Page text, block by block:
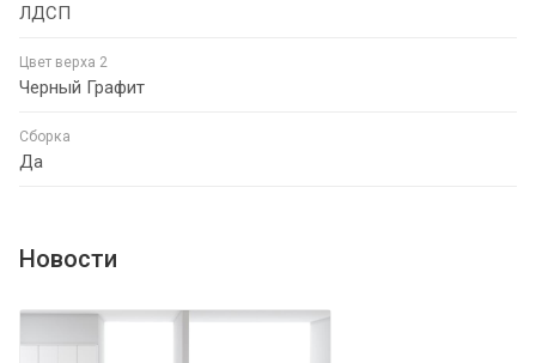
ЛДСП
Цвет верха 2
Черный Графит
Сборка
Да
Новости